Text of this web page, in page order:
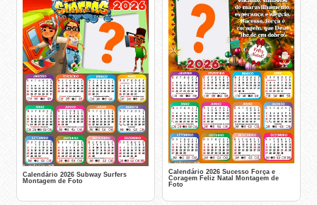
Calendário 2026 Subway Surfers
Montagem de Foto
Calendário 2026 Sucesso Força e
Coragem Feliz Natal Montagem de
Foto